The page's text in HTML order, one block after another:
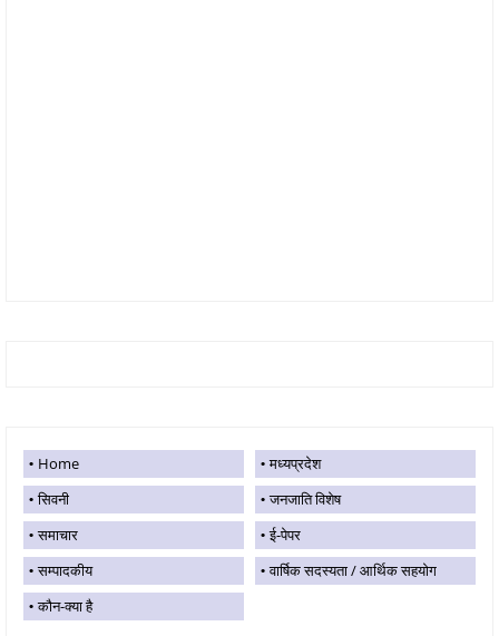
Home
मध्यप्रदेश
सिवनी
जनजाति विशेष
समाचार
ई-पेपर
सम्पादकीय
वार्षिक सदस्यता / आर्थिक सहयोग
कौन-क्या है